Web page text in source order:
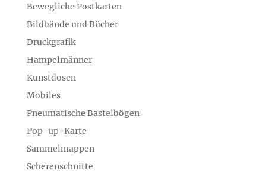
Bewegliche Postkarten
Bildbände und Bücher
Druckgrafik
Hampelmänner
Kunstdosen
Mobiles
Pneumatische Bastelbögen
Pop-up-Karte
Sammelmappen
Scherenschnitte